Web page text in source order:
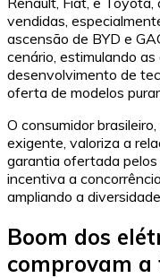
vendidas,
ascensão de BYD e
cenário, estimulando
desenvolvimento de
oferta de modelos
O consumidor
exigente, valoriza a
garantia ofertada
incentiva a
ampliando a
Boom dos
comprovam